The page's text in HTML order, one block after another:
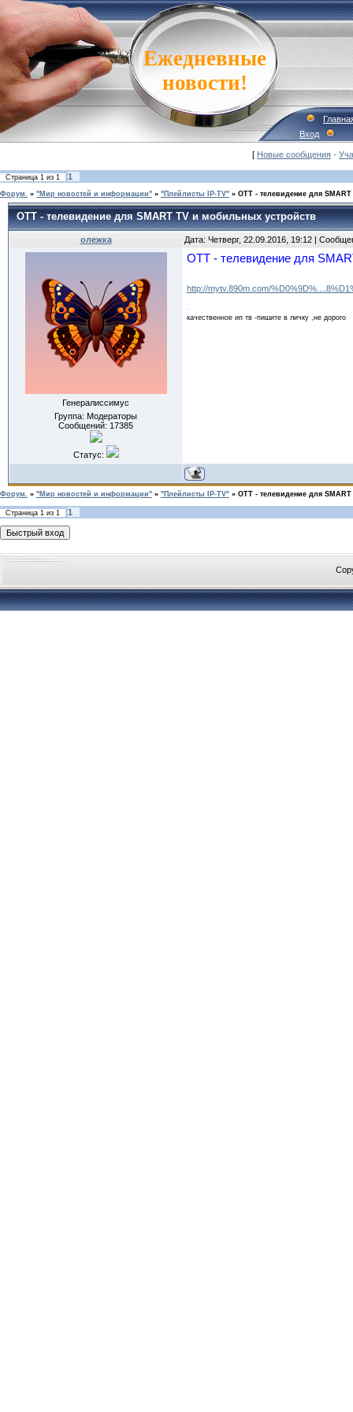
Ежедневные
новости!
Вход
[ Новые сообщения ·
Страница 1 из 1 1
Форум. » "Мир новостей и информации" » "Плейлисты IP-TV" » OTT - телевидение для
OTT - телевидение для SMART TV и мобильных устройств
олежка Дата: Четверг, 22.09.2016, 19:12 |
Генералиссимус
Группа: Модераторы
Сообщений: 17385
Статус:
OTT - телевидение для
http://mytv.890m.com/
качественное ип тв -пишите в личку ,не дорого
Форум. » "Мир новостей и информации" » "Плейлисты IP-TV" » OTT - телевидение для
Страница 1 из 1 1